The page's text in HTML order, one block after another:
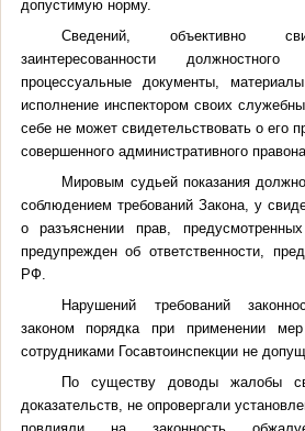
допустимую норму.
Сведений, объективно
заинтересованности
процессуальные документы,
исполнение инспектором своих
себе не может свидетельствовать о его
совершенного административного
Мировым судьей показания
соблюдением требований Закона, у
о разъяснении прав,
предупрежден об ответственности,
РФ.
Нарушений требований
законом порядка при применении
сотрудниками Госавтоинспекции не
По существу доводы жалобы
доказательств, не опровергали